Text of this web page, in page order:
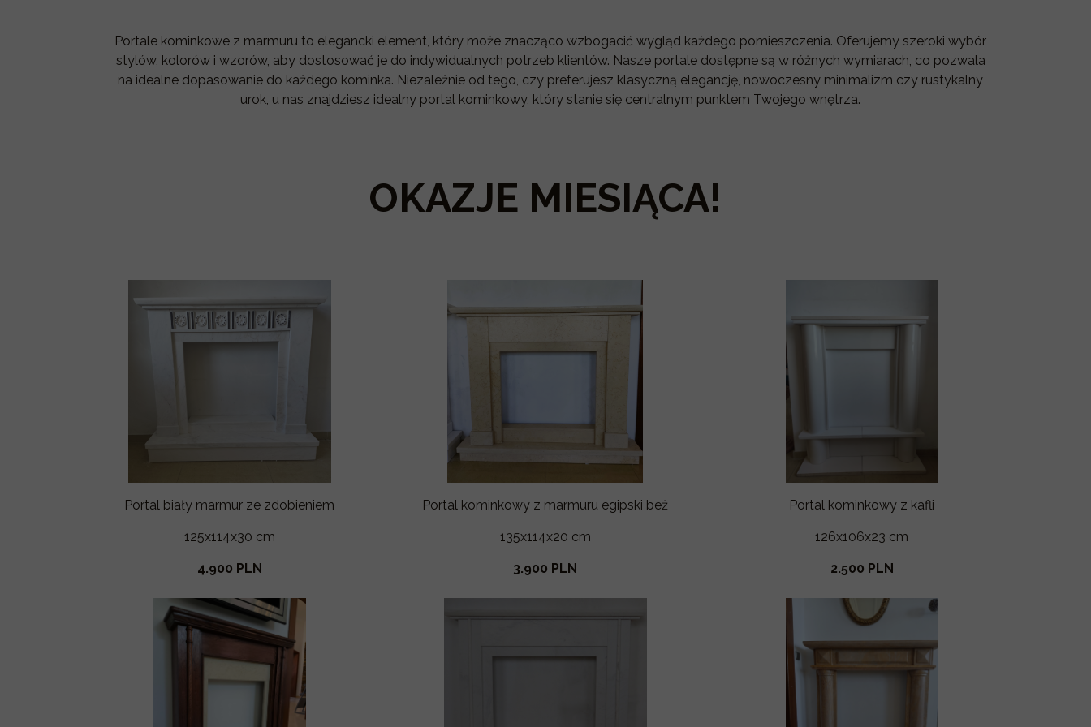
Portale kominkowe z marmuru to elegancki element, który może znacząco wzbogacić wygląd każdego pomieszczenia. Oferujemy szeroki wybór
stylów, kolorów i wzorów, aby dostosować je do indywidualnych potrzeb klientów. Nasze portale dostępne są w różnych wymiarach, co pozwala
na idealne dopasowanie do każdego kominka. Niezależnie od tego, czy preferujesz klasyczną elegancję, nowoczesny minimalizm czy rustykalny
urok, u nas znajdziesz idealny portal kominkowy, który stanie się centralnym punktem Twojego wnętrza.
OKAZJE MIESIĄCA!
Portal biały marmur ze zdobieniem
125x114x30 cm
4.900 PLN
Portal kominkowy z marmuru egipski beż
135x114x20 cm
3.900 PLN
Portal kominkowy z kafli
126x106x23 cm
2.500 PLN